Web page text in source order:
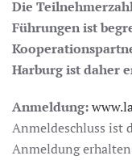
Die
Führungen ist
Harburg ist daher
Anmeldung:
Anmeldeschluss ist
Anmeldung